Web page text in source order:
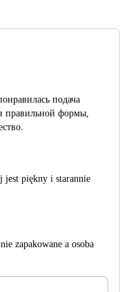
подача
правильной формы,
jest piękny i starannie
zapakowane a osoba